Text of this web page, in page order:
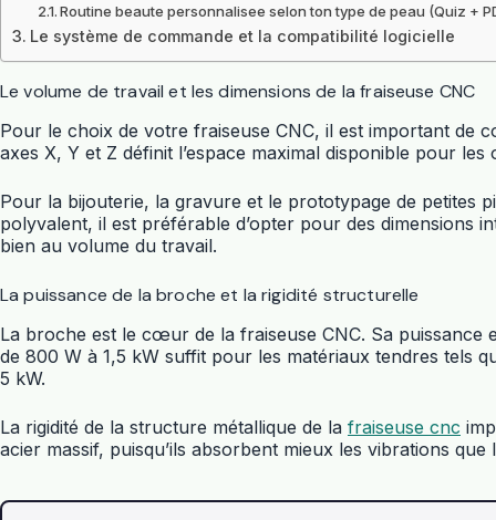
Routine beaute personnalisee selon ton type de peau (Quiz +
Le système de commande et la compatibilité logicielle
Le volume de travail et les dimensions de la fraiseuse CNC
Pour le choix de votre fraiseuse CNC, il est important de
axes X, Y et Z définit l’espace maximal disponible pour les
Pour la bijouterie, la gravure et le prototypage de petites
polyvalent, il est préférable d’opter pour des dimensions
bien au volume du travail.
La puissance de la broche et la rigidité structurelle
La broche est le cœur de la fraiseuse CNC. Sa
de 800 W à 1,5 kW suffit pour les matériaux tendres tels
5 kW.
La rigidité de la structure métallique de la fraiseuse cnc
acier massif, puisqu’ils absorbent mieux les vibrations